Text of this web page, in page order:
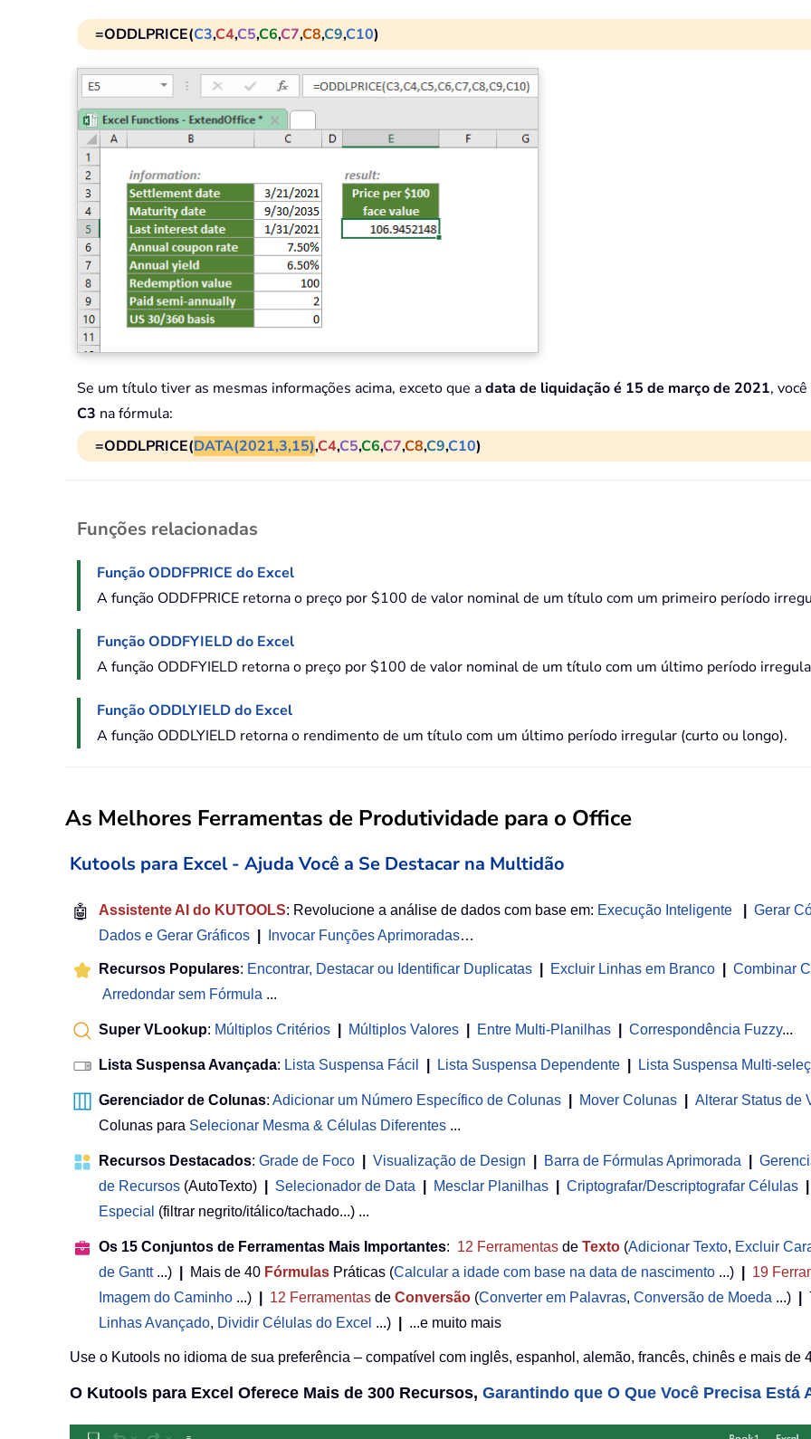
=ODDLPRICE(C3,C4,C5,C6,C7,C8,C9,C10)
Se um título tiver as mesmas informações acima, exceto que adata de liquidação é 15 de março de 2021,
C3 na fórmula:
=ODDLPRICE(DATA(2021,3,15),C4,C5,C6,C7,C8,C9,C10)
Funções relacionadas
Função ODDFPRICE do Excel
A função ODDFPRICE retorna o preço por $100 de valor nominal de um título com um primeiro período
Função ODDFYIELD do Excel
A função ODDFYIELD retorna o preço por $100 de valor nominal de um título com um último período
Função ODDLYIELD do Excel
A função ODDLYIELD retorna o rendimento de um título com um último período irregular (curto ou longo).
As Melhores Ferramentas de Produtividade para o Office
Kutools para Excel - Ajuda Você a Se Destacar na Multidão
🤖 Assistente AI do KUTOOLS: Revolucione a análise de dados com base em: Execução Inteligente
Gerar
Dados e Gerar Gráficos
Invocar Funções Aprimoradas…
Recursos Populares: Encontrar, Destacar ou Identificar Duplicatas Excluir Linhas em Branco
Combinar
Arredondar sem Fórmula ...
Super VLookup: Múltiplos Critérios Múltiplos Valores Entre Multi-Planilhas Correspondência Fuzzy...
Lista Suspensa Avançada: Lista Suspensa Fácil Lista Suspensa Dependente Lista Suspensa Multi-
Gerenciador de Colunas: Adicionar um Número Específico de Colunas Mover Colunas
Alterar Status de
Colunas para Selecionar Mesma & Células Diferentes ...
Recursos Destacados: Grade de Foco Visualização de Design Barra de Fórmulas Aprimorada
de Recursos (AutoTexto) Selecionador de Data Mesclar Planilhas Criptografar/Descriptografar Células
Especial (filtrar negrito/itálico/tachado...) ...
Os 15 Conjuntos de Ferramentas Mais Importantes: 12 Ferramentas de Texto (Adicionar Texto, Excluir
de Gantt...) Mais de 40 Fórmulas Práticas (Calcular a idade com base na data de nascimento ...) 19
Imagem do Caminho ...) 12 Ferramentas de Conversão (Converter em Palavras, Conversão de Moeda ...)
Linhas Avançado, Dividir Células do Excel ...) ...e muito mais
Use o Kutools no idioma de sua preferência – compatível com inglês, espanhol, alemão, francês, chinês e mais de
O Kutools para Excel Oferece Mais de 300 Recursos, Garantindo que O Que Você Precisa Está